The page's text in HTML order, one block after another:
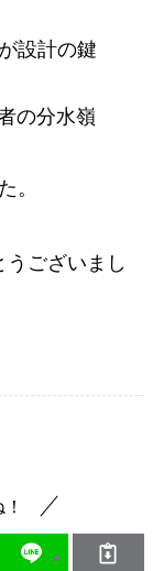
設計の鍵
の分水嶺
。
ございまし